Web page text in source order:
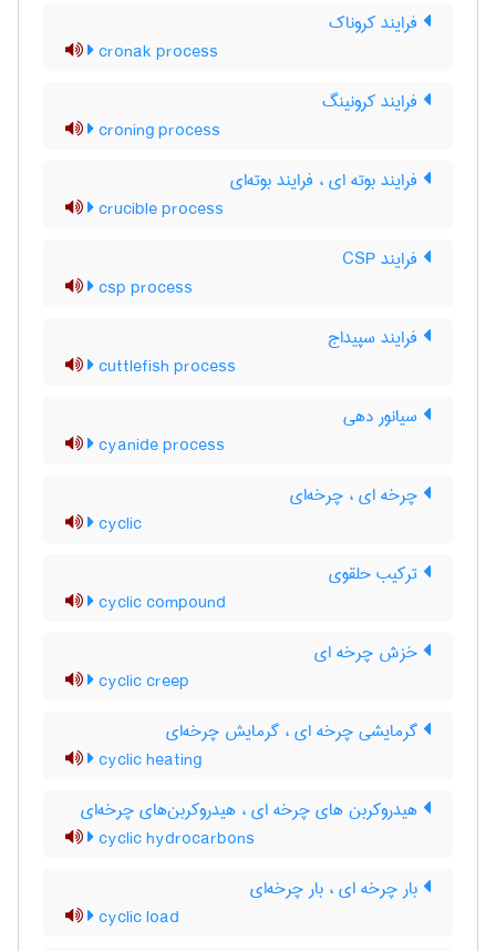
فرایند کروناک
cronak process
فرایند کرونینگ
croning process
فرایند بوته ای ، فرایند بوته‌ای
crucible process
فرایند CSP
csp process
فرایند سپیداج
cuttlefish process
سیانور دهی
cyanide process
چرخه ای ، چرخه‌ای
cyclic
ترکیب حلقوی
cyclic compound
خزش چرخه ای
cyclic creep
گرمایشی چرخه ای ، گرمایش چرخه‌ای
cyclic heating
هیدروکربن های چرخه ای ، هیدروکربن‌های چرخه‌ای
cyclic hydrocarbons
بار چرخه ای ، بار چرخه‌ای
cyclic load